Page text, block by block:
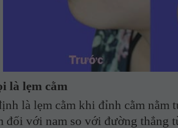
là lẹm cằm
lẹm cằm khi đỉnh cằm nằm
đối với nam so với đường thẳng